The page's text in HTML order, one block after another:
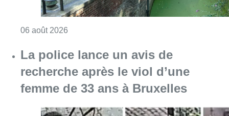
06 août 2026
La police lance un avis de
recherche après le viol d’une
femme de 33 ans à Bruxelles